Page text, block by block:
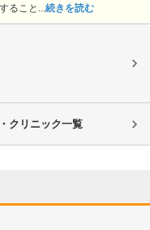
ること... 続きを読む
クリニック一覧